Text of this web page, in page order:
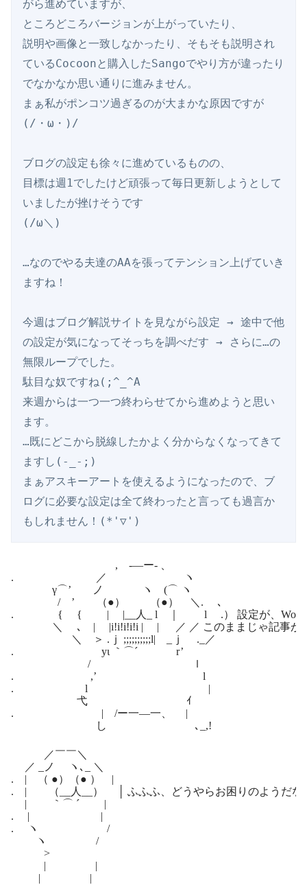
がら進めていますが、
ところどころバージョンが上がっていたり、
説明や画像と一致しなかったり、そもそも説明され
ているCocoonと購入したSangoでやり方が違ったり
でなかなか思い通りに進みません。
まぁ私がポンコツ過ぎるのが大まかな原因ですが
(/・ω・)/
ブログの設定も徐々に進めているものの、
目標は週1でしたけど頑張って毎日更新しようとして
いましたが挫けそうです
(/ω＼)
…なのでやる夫達のAAを張ってテンション上げていき
ますね！
今週はブログ解説サイトを見ながら設定 → 途中で他
の設定が気になってそっちを調べだす → さらに…の
無限ループでした。
駄目な奴ですね(;^_^A
来週からは一つ一つ終わらせてから進めようと思い
ます。
…既にどこから脱線したかよく分からなくなってきて
ますし(-_-;)
まぁアスキーアートを使えるようになったので、ブ
ログに必要な設定は全て終わったと言っても過言か
, -―ー- 、
. ／ ヽ
γ⌒’ ノ ヽ (⌒ ヽ
/ ’ （●） （●） ＼. ､
. { { | |__人_ l ｜ l .） 設定が、WordPress
＼ ､ | |i!i!i!i!i | | ／ ／ このままじゃ記事が書
＼ ＞ .ｊ ;;;;;;;;;;l| _ｊ ._／
. yι ｀⌒´ r’
/ ｌ
. ,’ l
. l |
弋 ｲ
. | /ー一―一、 |
し ､_,!
／￣￣＼
／ _ノ ヽ､_ ＼
. | （ ●）（● ） |
. | （__人__） │ ふふふ、どうやらお困りのようだな
| ｀⌒ ´ |
. | |
. ヽ /
ヽ /
>
| |
| |